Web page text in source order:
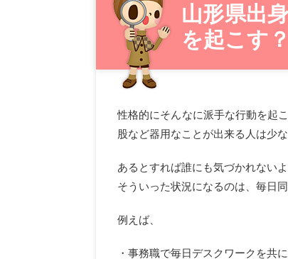
山形県出
を起こす？
性格的にそんなに派手な行動を起
股など器用なことが出来る人は少な
あるとすれば誰にも気づかれない
そういった状況になるのは、毎日
例えば、
・事務職で毎日デスクワークを共